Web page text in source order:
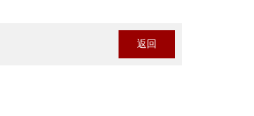
返回